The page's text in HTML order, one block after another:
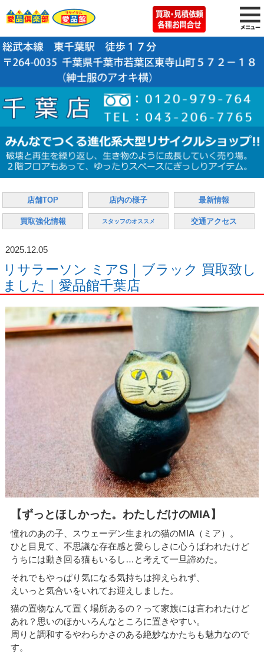
店舗TOP 店内の様子 最新情報
買取強化情報 スタッフのオススメ 交通アクセス
2025.12.05
リサラーソン ミアS｜ブラック 買取致し
ました｜愛品館千葉店
【ずっとほしかった。わたしだけのMIA】
憧れのあの子、スウェーデン生まれの猫のMIA（ミア）。
ひと目見て、不思議な存在感と愛らしさに心うばわれたけど
うちには動き回る猫もいるし…と考えて一旦諦めた。
それでもやっぱり気になる気持ちは抑えられず、
えいっと気合いをいれてお迎えしました。
猫の置物なんて置く場所あるの？って家族には言われたけど
あれ？思いのほかいろんなところに置きやすい。
周りと調和するやわらかさのある絶妙なかたちも魅力なので
す。